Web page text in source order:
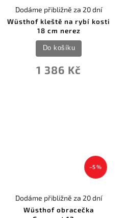
Wüsthof kleště na rybí kosti
18 cm nerez
Dodáme přibližně za 20 dní
1 386 Kč
Do košíku
–5 %
Wüsthof obracečka
Dodáme přibližně za 20 dní